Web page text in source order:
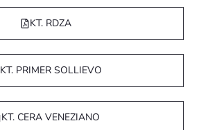
KT. RDZA
KT. PRIMER SOLLIEVO
KT. CERA VENEZIANO